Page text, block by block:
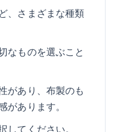
、さまざまな種類
なものを選ぶこと
があり、布製のも
あります。
てください。